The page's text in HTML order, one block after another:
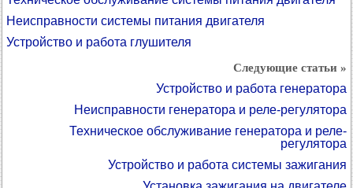
Неисправности системы питания двигателя
Устройство и работа глушителя
Следующие статьи »
Устройство и работа генератора
Неисправности генератора и реле-регулятора
Техническое обслуживание генератора и реле-
регулятора
Устройство и работа системы зажигания